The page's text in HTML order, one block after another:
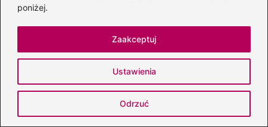
poniżej.
Ustawienia
Odrzuć
Zaakceptuj